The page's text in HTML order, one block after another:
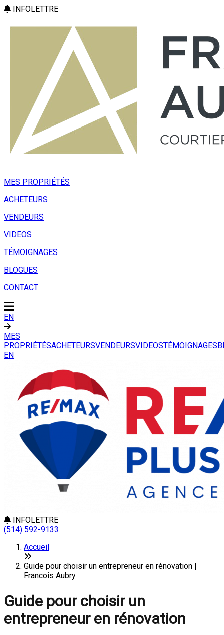
INFOLETTRE
MES PROPRIÉTÉS
ACHETEURS
VENDEURS
VIDEOS
TÉMOIGNAGES
BLOGUES
CONTACT
EN
MES
PROPRIÉTÉSACHETEURSVENDEURSVIDEOSTÉMOIGNAGES
EN
INFOLETTRE
(514) 592-9133
Accueil
Guide pour choisir un entrepreneur en rénovation |
Francois Aubry
Guide pour choisir un
entrepreneur en rénovation